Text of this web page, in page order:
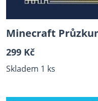
Minecraft
299 Kč
Skladem 1 ks